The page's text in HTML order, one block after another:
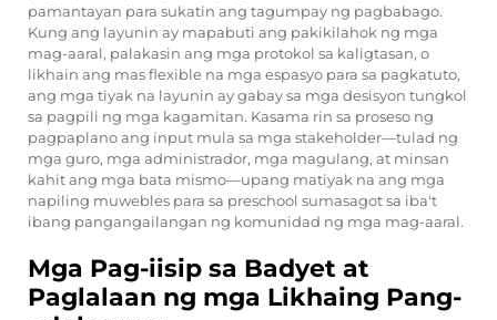
pamantayan para sukatin ang tagumpay ng pagbabago.
Kung ang layunin ay mapabuti ang pakikilahok ng mga
mag-aaral, palakasin ang mga protokol sa kaligtasan, o
likhain ang mas flexible na mga espasyo para sa pagkatuto,
ang mga tiyak na layunin ay gabay sa mga desisyon tungkol
sa pagpili ng mga kagamitan. Kasama rin sa proseso ng
pagpaplano ang input mula sa mga stakeholder—tulad ng
mga guro, mga administrador, mga magulang, at minsan
kahit ang mga bata mismo—upang matiyak na ang mga
napiling muwebles para sa preschool sumasagot sa iba't
ibang pangangailangan ng komunidad ng mga mag-aaral.
Mga Pag-iisip sa Badyet at
Paglalaan ng mga Likhaing Pang-